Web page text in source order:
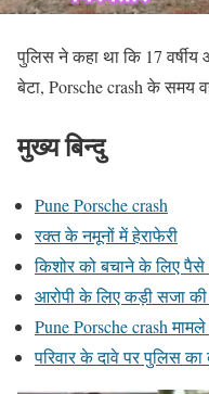
पुलिस ने कहा था कि 17
बेटा, Porsche crash के समय
मुख्य बिन्दु
Pune Porsche crash
रक्त के नमूनों में हेराफेरी
किशोर को बचाने के लिए
आरोपी के लिए कड़ी सजा की
Pune Porsche crash
परिवार के दावे पर पुलिस का